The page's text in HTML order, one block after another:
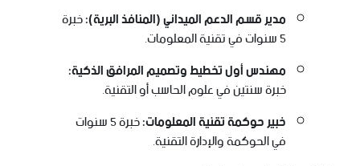
مدير قسم الدعم الميداني (المنافذ البرية):خبرة
5 سنوات في تقنية المعلومات.
مهندس أول تخطيط وتصميم المرافق الذكية:
خبرة سنتين في علوم الحاسب أو التقنية.
خبير حوكمة تقنية المعلومات:
خبرة 5 سنوات
في الحوكمة والإدارة التقنية.